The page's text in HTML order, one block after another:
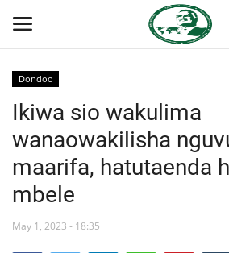
Nyumba
Jukwaa la Nasser la Kimataifa
Wasiliana
Dondoo
Ikiwa sio wakulima
wanaowakilisha
maarifa, hatutaenda
mbele
May 1, 2023 - 18:35